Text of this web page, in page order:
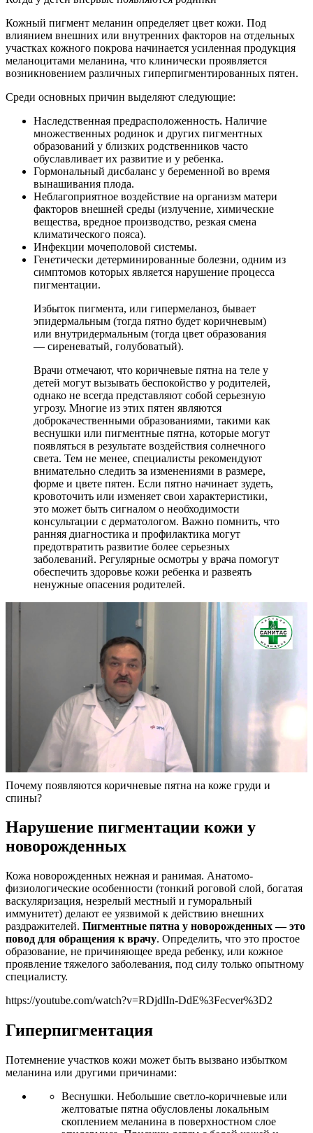
Кожный пигмент меланин определяет цвет кожи. Под
влиянием внешних или внутренних факторов на отдельных
участках кожного покрова начинается усиленная продукция
меланоцитами меланина, что клинически проявляется
возникновением различных гиперпигментированных пятен.
Среди основных причин выделяют следующие:
Наследственная предрасположенность. Наличие
множественных родинок и других пигментных
образований у близких родственников часто
обуславливает их развитие и у ребенка.
Гормональный дисбаланс у беременной во время
вынашивания плода.
Неблагоприятное воздействие на организм матери
факторов внешней среды (излучение, химические
вещества, вредное производство, резкая смена
климатического пояса).
Инфекции мочеполовой системы.
Генетически детерминированные болезни, одним из
симптомов которых является нарушение процесса
пигментации.
Избыток пигмента, или гипермеланоз, бывает
эпидермальным (тогда пятно будет коричневым)
или внутридермальным (тогда цвет образования
— сиреневатый, голубоватый).
Врачи отмечают, что коричневые пятна на теле у
детей могут вызывать беспокойство у родителей,
однако не всегда представляют собой серьезную
угрозу. Многие из этих пятен являются
доброкачественными образованиями, такими как
веснушки или пигментные пятна, которые могут
появляться в результате воздействия солнечного
света. Тем не менее, специалисты рекомендуют
внимательно следить за изменениями в размере,
форме и цвете пятен. Если пятно начинает зудеть,
кровоточить или изменяет свои характеристики,
это может быть сигналом о необходимости
консультации с дерматологом. Важно помнить, что
ранняя диагностика и профилактика могут
предотвратить развитие более серьезных
заболеваний. Регулярные осмотры у врача помогут
обеспечить здоровье кожи ребенка и развеять
ненужные опасения родителей.
Почему появляются коричневые пятна на коже груди и
спины?
Нарушение пигментации кожи у
новорожденных
Кожа новорожденных нежная и ранимая. Анатомо-
физиологические особенности (тонкий роговой слой, богатая
васкуляризация, незрелый местный и гуморальный
иммунитет) делают ее уязвимой к действию внешних
раздражителей. Пигментные пятна у новорожденных — это
повод для обращения к врачу. Определить, что это простое
образование, не причиняющее вреда ребенку, или кожное
проявление тяжелого заболевания, под силу только опытному
специалисту.
https://youtube.com/watch?v=RDjdlIn-DdE%3Fecver%3D2
Гиперпигментация
Потемнение участков кожи может быть вызвано избытком
меланина или другими причинами:
Веснушки. Небольшие светло-коричневые или
желтоватые пятна обусловлены локальным
скоплением меланина в поверхностном слое